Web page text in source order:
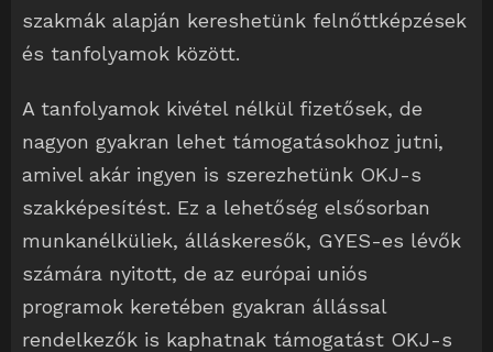
szakmák alapján kereshetünk felnőttképzések
és tanfolyamok között.
A tanfolyamok kivétel nélkül fizetősek, de
nagyon gyakran lehet támogatásokhoz jutni,
amivel akár ingyen is szerezhetünk OKJ-s
szakképesítést. Ez a lehetőség elsősorban
munkanélküliek, álláskeresők, GYES-es lévők
számára nyitott, de az európai uniós
programok keretében gyakran állással
rendelkezők is kaphatnak támogatást OKJ-s